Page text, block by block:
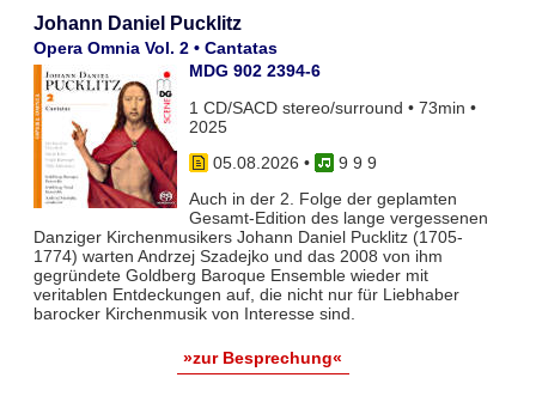
Johann Daniel Pucklitz
Opera Omnia Vol. 2 • Cantatas
MDG 902 2394-6
1 CD/SACD stereo/surround • 73min •
2025
05.08.2026 •
9 9 9
Auch in der 2. Folge der geplamten
Gesamt-Edition des lange vergessenen
Danziger Kirchenmusikers Johann Daniel Pucklitz (1705-
1774) warten Andrzej Szadejko und das 2008 von ihm
gegründete Goldberg Baroque Ensemble wieder mit
veritablen Entdeckungen auf, die nicht nur für Liebhaber
barocker Kirchenmusik von Interesse sind.
»zur Besprechung«